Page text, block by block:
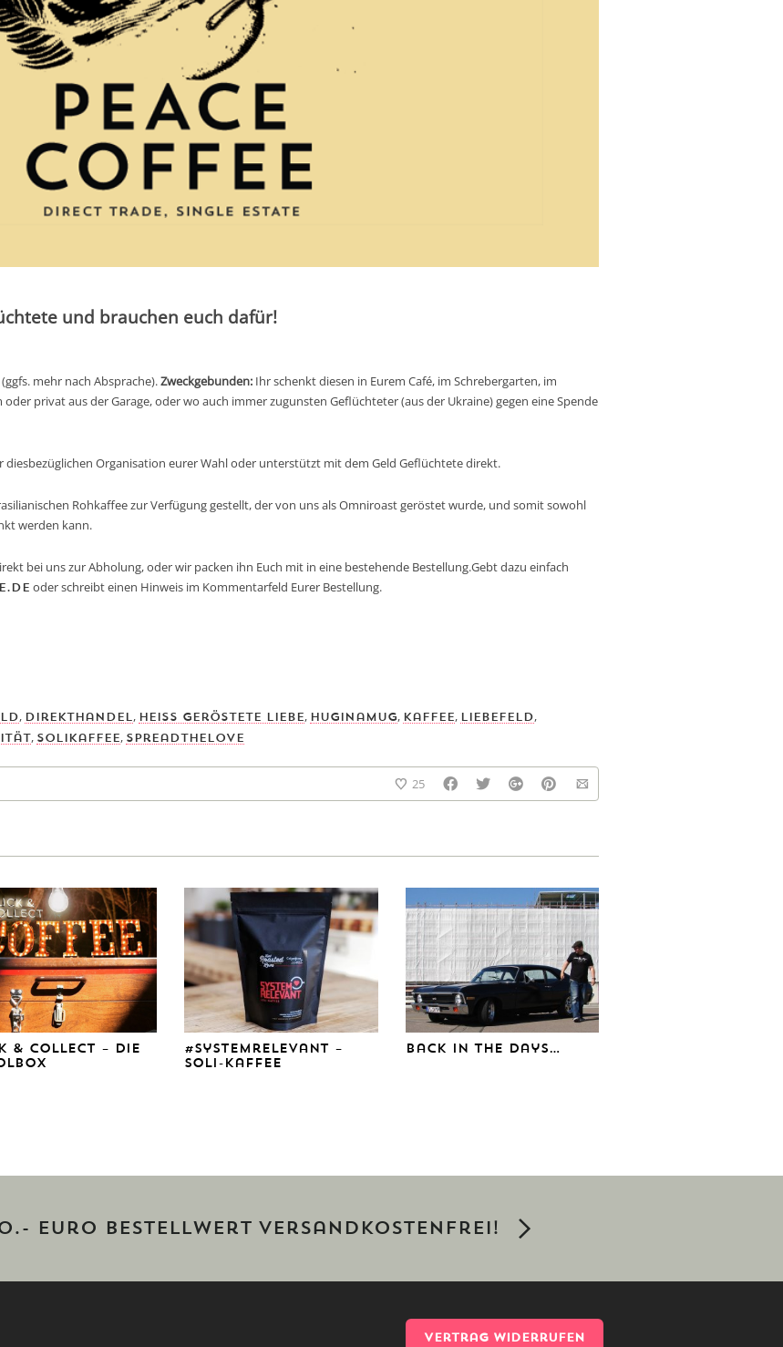
und brauchen euch dafür!
mehr nach Absprache).Zweckgebunden: Ihr schenkt diesen in Eurem Café, im Schrebergarten, im
privat aus der Garage, oder wo auch immer zugunsten Geflüchteter (aus der Ukraine) gegen eine Spende
diesbezüglichen Organisation eurer Wahl oder unterstützt mit dem Geld Geflüchtete direkt.
Rohkaffee zur Verfügung gestellt, der von uns als Omniroast geröstet wurde, und somit sowohl
werden kann.
bei uns zur Abholung, oder wir packen ihn Euch mit in eine bestehende Bestellung.Gebt dazu einfach
oder schreibt einen Hinweis im Kommentarfeld Eurer Bestellung.
, Direkthandel , Heiss geröstete Liebe, huginamug, Kaffee, Liebefeld,
, solikaffee, spreadthelove
25
& Collect – Die
#systemrelevant –
Soli-Kaffee
Back in the days…
Euro Bestellwert versandkostenfrei!
Vertrag widerrufen